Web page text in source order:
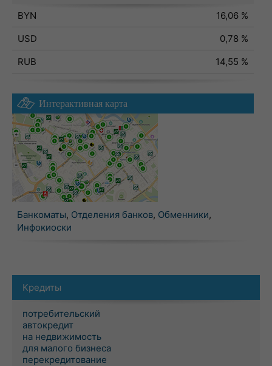
BYN
16,06 %
USD
0,78 %
RUB
14,55 %
Интерактивная карта
Банкоматы, Отделения банков, Обменники,
Инфокиоски
Кредиты
потребительский
автокредит
на недвижимость
для малого бизнеса
перекредитование